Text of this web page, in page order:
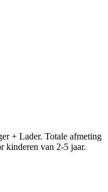
+ Lader. Totale afmeting
van 2-5 jaar.